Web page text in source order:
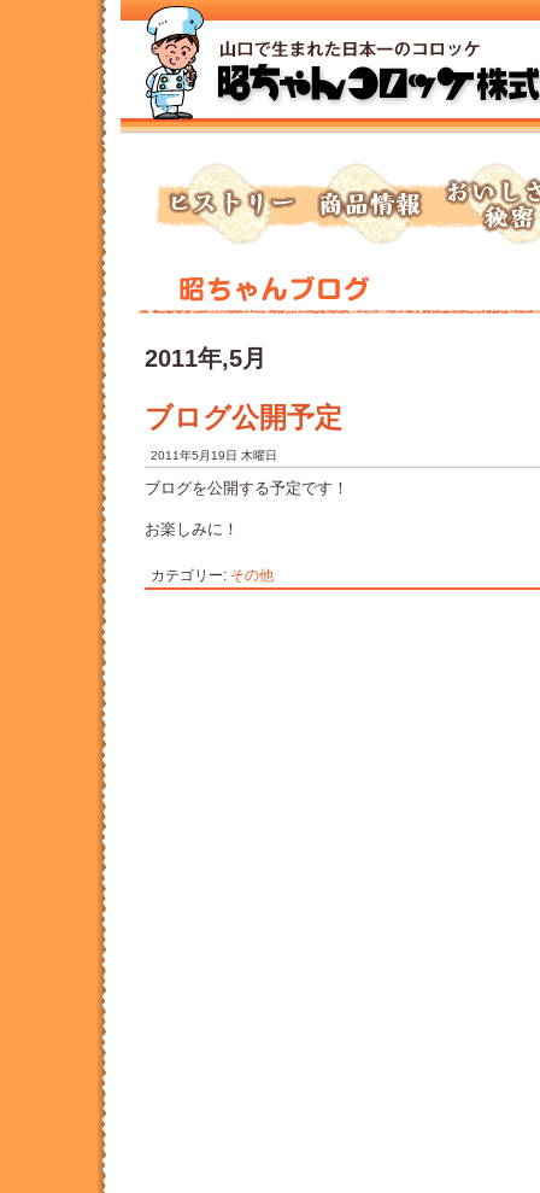
トップページへ
2011年,5月
ブログ公開予定
2011年5月19日 木曜日
ブログを公開する予定です！
お楽しみに！
カテゴリー: その他